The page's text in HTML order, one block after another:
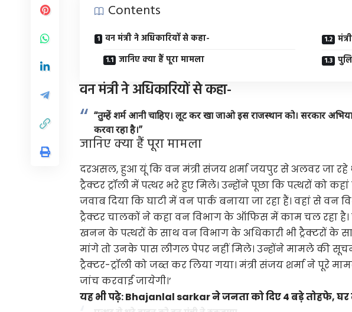
Contents
वन मंत्री ने अधिकारियों से कहा-
जानिए क्या हैं पूरा मामला
वन मंत्री ने अधिकारियों से कहा-
“तुम्हें शर्म आनी चाहिए। लूट कर खा जाओ इस राजस्थान को। सरकार
करवा रहा है।”
जानिए क्या हैं पूरा मामला
दरअसल, हुआ यूं कि वन मंत्री संजय शर्मा जयपुर से अलवर जा रहे
ट्रैक्टर ट्रॉली में पत्थर भरे हुए मिले। उन्होंने पूछा कि पत्थरों को
जवाब दिया कि घाटी में वन पार्क बनाया जा रहा हैं। वहां से वन
ट्रैक्टर चालकों ने कहा वन विभाग के ऑफिस में काम चल रहा है।
खनन के पत्थरों के साथ वन विभाग के अधिकारी भी ट्रैक्टरों के
मांगे तो उनके पास लीगल पेपर नहीं मिले। उन्होंने मामले की
ट्रैक्टर-ट्रॉली को जब्त कर लिया गया। मंत्री संजय शर्मा ने पूरे
जांच करवाई जायेगी।’
यह भी पढ़े:Bhajanlal sarkar ने जनता को दिए 4 बड़े तोहफे,